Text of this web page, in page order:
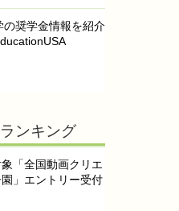
の奨学金情報を紹介
ンキング
「全国動画クリエ
」エントリー受付